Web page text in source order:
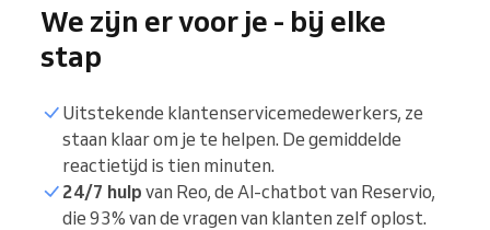
We zijn er voor je - bij elke
stap
Uitstekende klantenservicemedewerkers, ze
staan klaar om je te helpen. De gemiddelde
reactietijd is tien minuten.
24/7 hulp van Reo, de AI-chatbot van Reservio,
die 93% van de vragen van klanten zelf oplost.